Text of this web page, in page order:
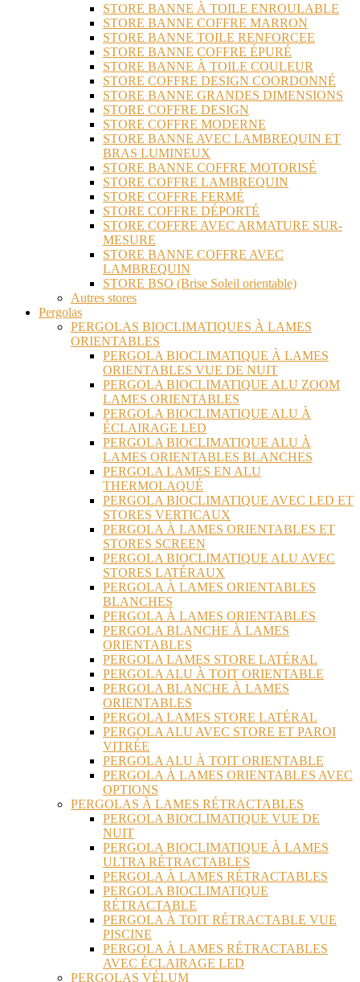
STORE BANNE À TOILE ENROULABLE
STORE BANNE COFFRE MARRON
STORE BANNE TOILE RENFORCEE
STORE BANNE COFFRE ÉPURÉ
STORE BANNE À TOILE COULEUR
STORE COFFRE DESIGN COORDONNÉ
STORE BANNE GRANDES DIMENSIONS
STORE COFFRE DESIGN
STORE COFFRE MODERNE
STORE BANNE AVEC LAMBREQUIN ET
BRAS LUMINEUX
STORE BANNE COFFRE MOTORISÉ
STORE COFFRE LAMBREQUIN
STORE COFFRE FERMÉ
STORE COFFRE DÉPORTÉ
STORE COFFRE AVEC ARMATURE SUR-
MESURE
STORE BANNE COFFRE AVEC
LAMBREQUIN
STORE BSO (Brise Soleil orientable)
Autres stores
Pergolas
PERGOLAS BIOCLIMATIQUES À LAMES
ORIENTABLES
PERGOLA BIOCLIMATIQUE À LAMES
ORIENTABLES VUE DE NUIT
PERGOLA BIOCLIMATIQUE ALU ZOOM
LAMES ORIENTABLES
PERGOLA BIOCLIMATIQUE ALU À
ÉCLAIRAGE LED
PERGOLA BIOCLIMATIQUE ALU À
LAMES ORIENTABLES BLANCHES
PERGOLA LAMES EN ALU
THERMOLAQUÉ
PERGOLA BIOCLIMATIQUE AVEC LED ET
STORES VERTICAUX
PERGOLA À LAMES ORIENTABLES ET
STORES SCREEN
PERGOLA BIOCLIMATIQUE ALU AVEC
STORES LATÉRAUX
PERGOLA À LAMES ORIENTABLES
BLANCHES
PERGOLA À LAMES ORIENTABLES
PERGOLA BLANCHE À LAMES
ORIENTABLES
PERGOLA LAMES STORE LATÉRAL
PERGOLA ALU À TOIT ORIENTABLE
PERGOLA BLANCHE À LAMES
ORIENTABLES
PERGOLA LAMES STORE LATÉRAL
PERGOLA ALU AVEC STORE ET PAROI
VITRÉE
PERGOLA ALU À TOIT ORIENTABLE
PERGOLA À LAMES ORIENTABLES AVEC
OPTIONS
PERGOLAS À LAMES RÉTRACTABLES
PERGOLA BIOCLIMATIQUE VUE DE
NUIT
PERGOLA BIOCLIMATIQUE À LAMES
ULTRA RÉTRACTABLES
PERGOLA À LAMES RÉTRACTABLES
PERGOLA BIOCLIMATIQUE
RÉTRACTABLE
PERGOLA À TOIT RÉTRACTABLE VUE
PISCINE
PERGOLA À LAMES RÉTRACTABLES
AVEC ÉCLAIRAGE LED
PERGOLAS VÉLUM